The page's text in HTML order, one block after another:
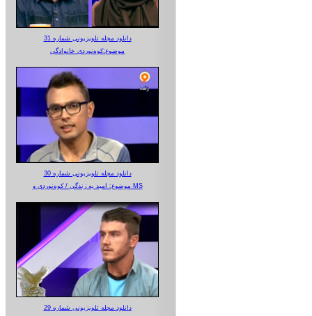
دانلود مجله تلویزیونی شماره 31
موضوع:کوه‌نوردی خانوادگی
دانلود مجله تلویزیونی شماره 30
موضوع: امید به زندگی / کوه‌نوردی و MS
دانلود مجله تلویزیونی شماره 29